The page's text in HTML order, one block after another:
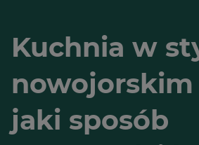
Kuchnia w
nowojorskim
jaki sposób